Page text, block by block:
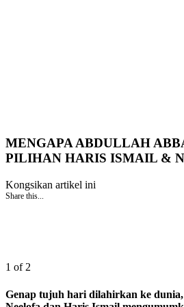
MENGAPA ABDULLAH
PILIHAN HARIS ISMAIL &
Kongsikan artikel ini
Share this...
1 of 2
Genap tujuh hari dilahirkan ke dunia,